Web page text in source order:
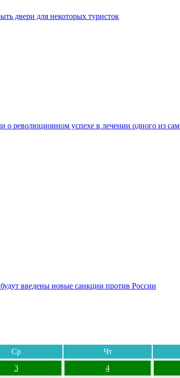
двери для некоторых туристок
о революционном успехе в лечении одного из
введены новые санкции против России
Ср Чт
3 4